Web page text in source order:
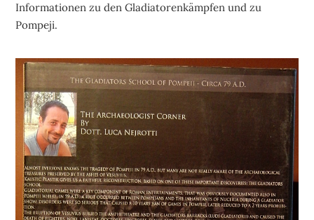
Informationen zu den Gladiatorenkämpfen und zu
Pompeji.